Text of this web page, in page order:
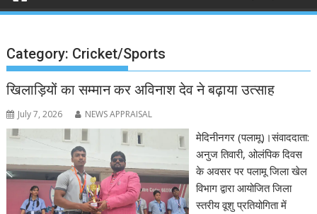
Category: Cricket/Sports
खिलाड़ियों का सम्मान कर अविनाश देव ने बढ़ाया उत्साह
July 7, 2026 NEWS APPRAISAL
मेदिनीनगर (पलामू)।संवाददाता:
अनुज तिवारी, ओलंपिक दिवस
के अवसर पर पलामू जिला खेल
विभाग द्वारा आयोजित जिला
स्तरीय वूशु प्रतियोगिता में